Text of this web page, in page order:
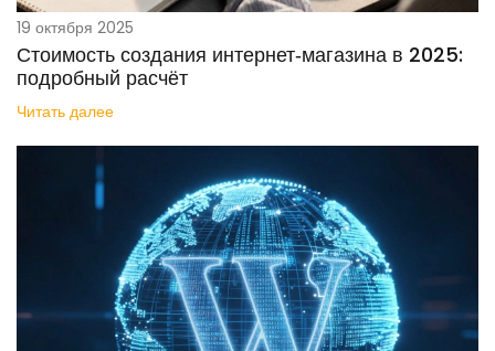
19 октября 2025
Стоимость создания интернет‑магазина в 2025:
подробный расчёт
Читать далее